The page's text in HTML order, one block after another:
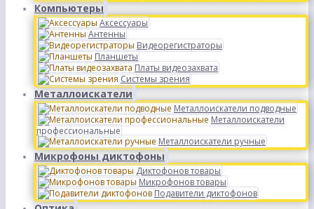
Компьютеры
Аксессуары
Антенны
Видеорегистраторы
Планшеты
Платы видеозахвата
Системы зрения
Металлоискатели
Металлоискатели подводные
Металлоискатели
профессиональные
Металлоискатели ручные
Микрофоны диктофоны
Диктофонов товары
Микрофонов товары
Подавители диктофонов